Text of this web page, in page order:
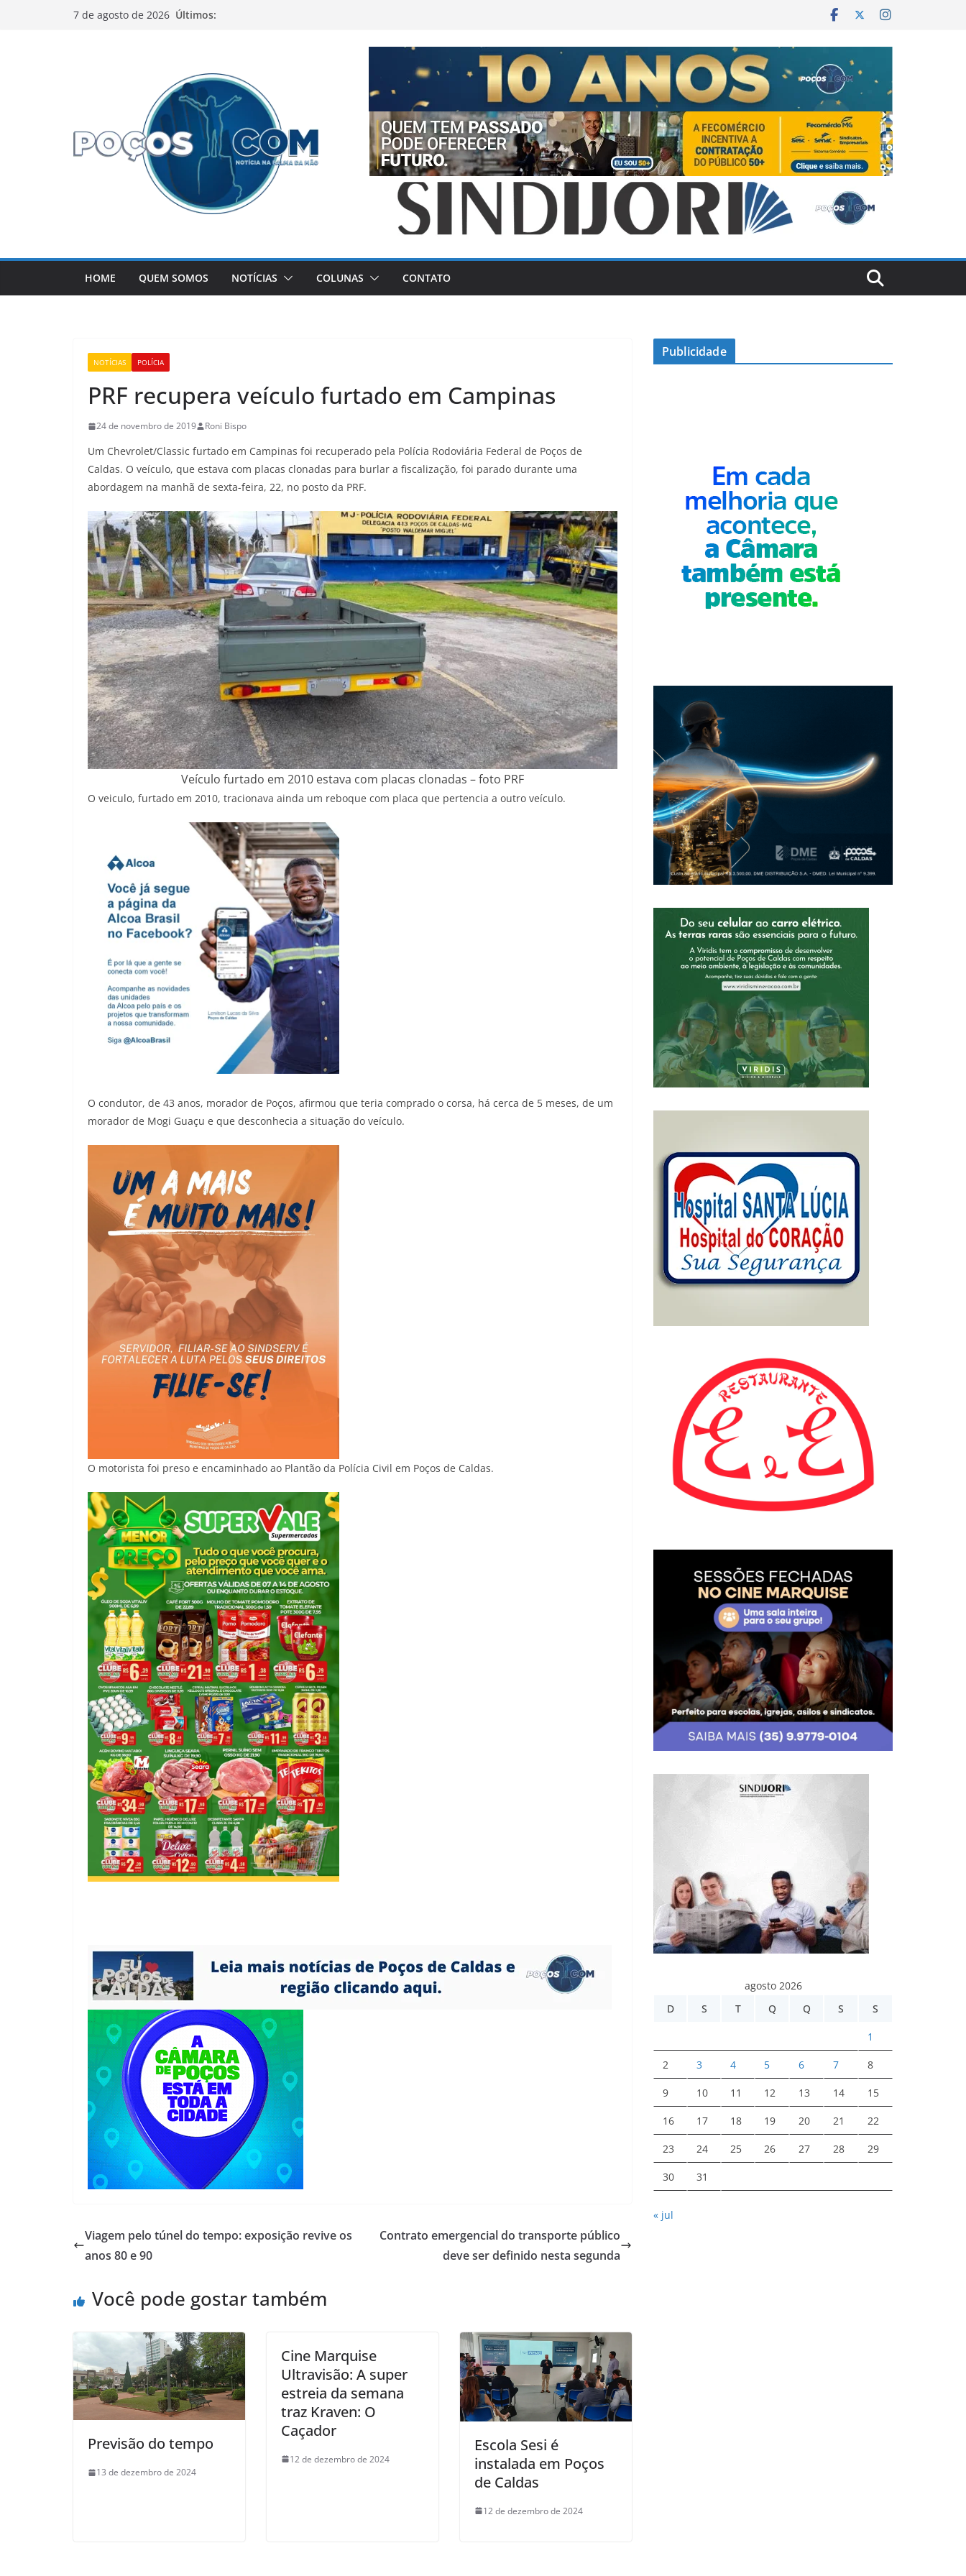
7 de agosto de 2026 Últimos:
HOME QUEM SOMOS NOTÍCIAS COLUNAS CONTATO
NOTÍCIAS POLÍCIA
PRF recupera veículo furtado em Campinas
24 de novembro de 2019 Roni Bispo
Um Chevrolet/Classic furtado em Campinas foi recuperado pela Polícia Rodoviária Federal de Poços de
Caldas. O veículo, que estava com placas clonadas para burlar a fiscalização, foi parado durante uma
abordagem na manhã de sexta-feira, 22, no posto da PRF.
Veículo furtado em 2010 estava com placas clonadas – foto PRF
O veiculo, furtado em 2010, tracionava ainda um reboque com placa que pertencia a outro veículo.
O condutor, de 43 anos, morador de Poços, afirmou que teria comprado o corsa, há cerca de 5 meses, de um
morador de Mogi Guaçu e que desconhecia a situação do veículo.
O motorista foi preso e encaminhado ao Plantão da Polícia Civil em Poços de Caldas.
Viagem pelo túnel do tempo: exposição revive os
anos 80 e 90
Contrato emergencial do transporte público
deve ser definido nesta segunda
Você pode gostar também
Previsão do tempo
13 de dezembro de 2024
Cine Marquise
Ultravisão: A super
estreia da semana
traz Kraven: O
Caçador
12 de dezembro de 2024
Escola Sesi é
instalada em Poços
de Caldas
12 de dezembro de 2024
Publicidade
agosto 2026
D
S T Q Q S S
1
2 3 4 5 6 7 8
9 10 11 12 13 14 15
16 17 18 19 20 21 22
23 24 25 26 27 28 29
30 31
« jul